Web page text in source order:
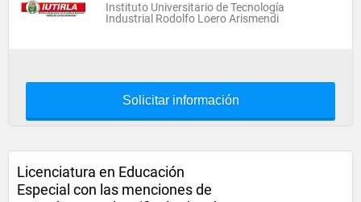
Instituto Universitario de Tecnología
Industrial Rodolfo Loero Arismendi
Solicitar información
Licenciatura en Educación
Especial con las menciones de